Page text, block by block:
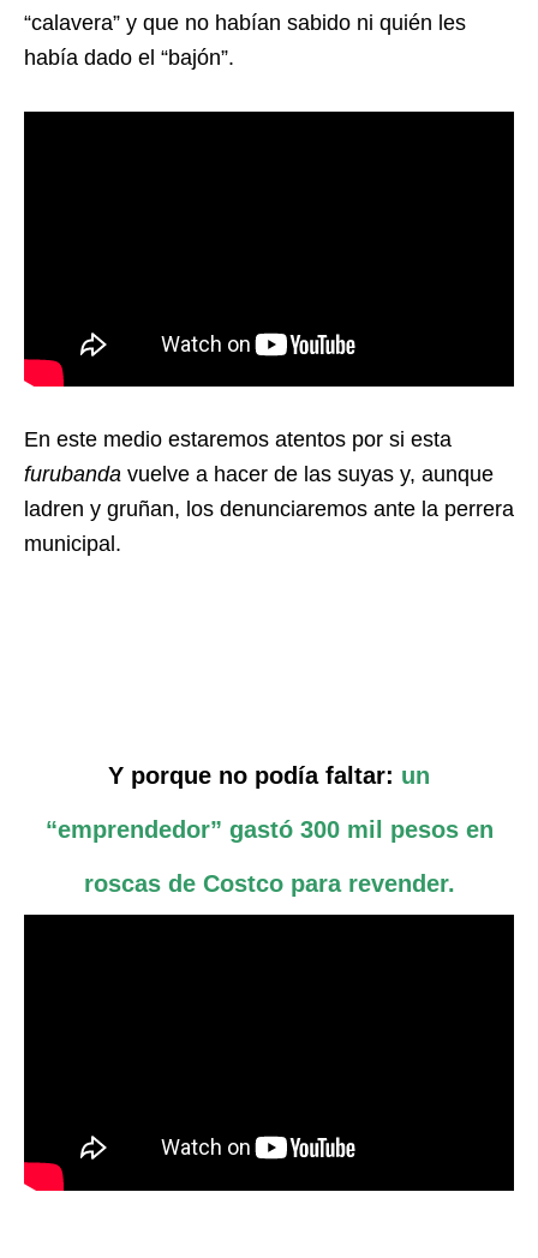
“calavera” y que no habían sabido ni quién les
había dado el “bajón”.
En este medio estaremos atentos por si esta
furubanda vuelve a hacer de las suyas y, aunque
ladren y gruñan, los denunciaremos ante la perrera
municipal.
Y porque no podía faltar: un
“emprendedor” gastó 300 mil pesos en
roscas de Costco para revender.